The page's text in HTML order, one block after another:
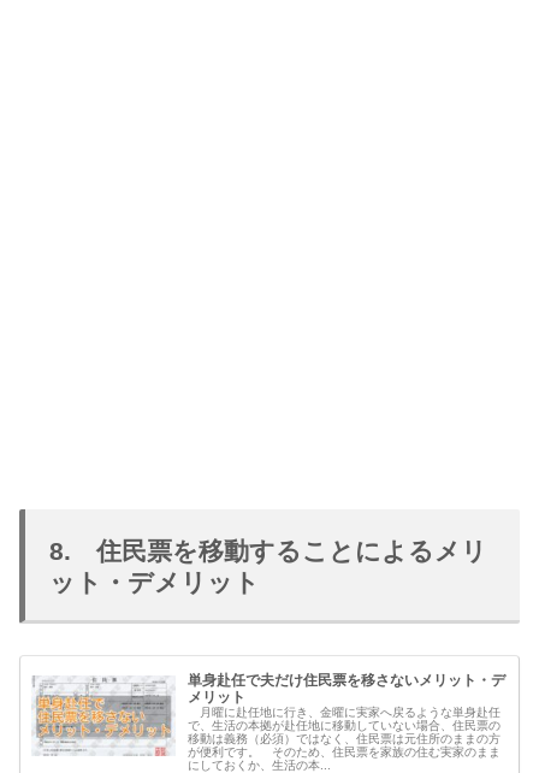
8. 住民票を移動することによるメリ
ット・デメリット
単身赴任で夫だけ住民票を移さないメリット・デ
メリット
月曜に赴任地に行き、金曜に実家へ戻るような単身赴任
で、生活の本拠が赴任地に移動していない場合、住民票の
移動は義務（必須）ではなく、住民票は元住所のままの方
が便利です。 そのため、住民票を家族の住む実家のまま
にしておくか、生活の本...